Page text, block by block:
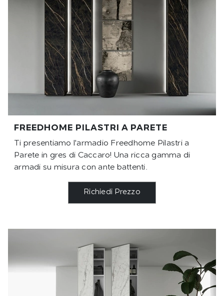
FREEDHOME PILASTRI A PARETE
Ti presentiamo l'armadio Freedhome Pilastri a
Parete in gres di Caccaro! Una ricca gamma di
armadi su misura con ante battenti.
Richiedi Prezzo